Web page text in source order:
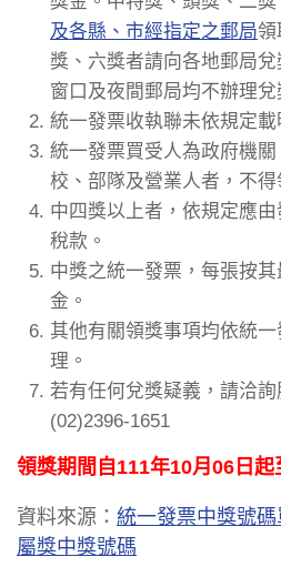
及各縣、市經指定之郵局領
獎、六獎者請向各地郵局
窗口及夜間郵局均不辦理兌
統一發票收執聯未依規定載
統一發票買受人為政府機
校、部隊及營業人者，不得
中四獎以上者，依規定應
稅款。
中獎之統一發票，每張按
金。
其他有關領獎事項均依統
理。
若有任何兌獎疑義，請洽詢
(02)2396-1651
領獎期間自111年10月06日
資料來源： 統一發票中獎號碼
屬獎中獎號碼